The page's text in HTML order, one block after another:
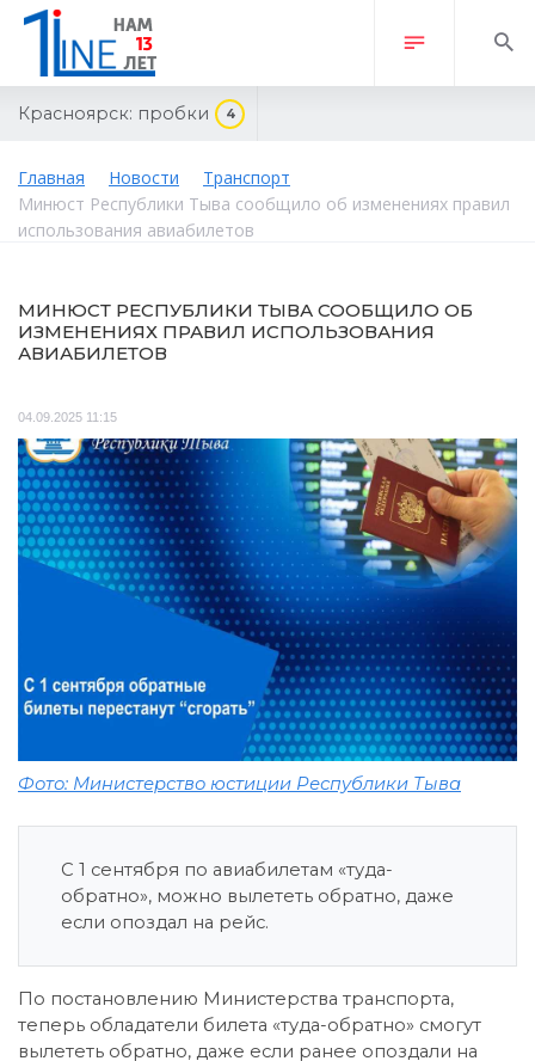
Красноярск: пробки 4
Главная Новости
Транспорт
Минюст Республики Тыва сообщило об изменениях правил
использования авиабилетов
МИНЮСТ РЕСПУБЛИКИ ТЫВА СООБЩИЛО ОБ
ИЗМЕНЕНИЯХ ПРАВИЛ ИСПОЛЬЗОВАНИЯ
АВИАБИЛЕТОВ
04.09.2025 11:15
Фото: Министерство юстиции Республики Тыва
С 1 сентября по авиабилетам «туда-
обратно», можно вылететь обратно, даже
если опоздал на рейс.
По постановлению Министерства транспорта,
теперь обладатели билета «туда-обратно» смогут
вылететь обратно, даже если ранее опоздали на